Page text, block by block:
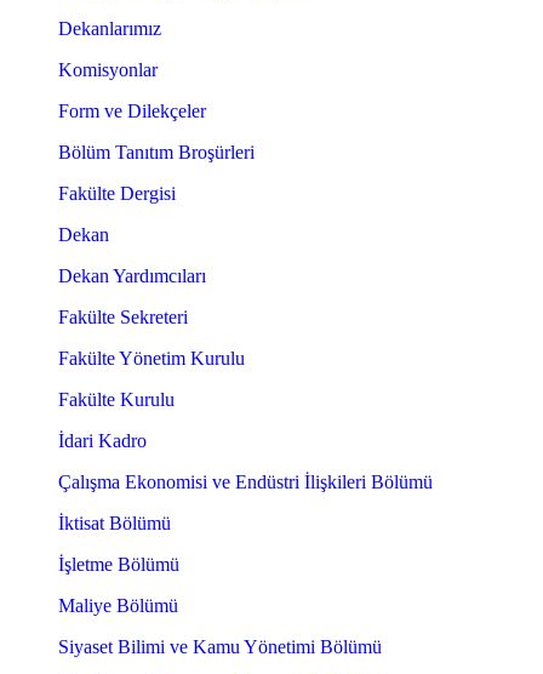
Dekanlarımız
Komisyonlar
Form ve Dilekçeler
Bölüm Tanıtım Broşürleri
Fakülte Dergisi
Dekan
Dekan Yardımcıları
Fakülte Sekreteri
Fakülte Yönetim Kurulu
Fakülte Kurulu
İdari Kadro
Çalışma Ekonomisi ve Endüstri İlişkileri Bölümü
İktisat Bölümü
İşletme Bölümü
Maliye Bölümü
Siyaset Bilimi ve Kamu Yönetimi Bölümü